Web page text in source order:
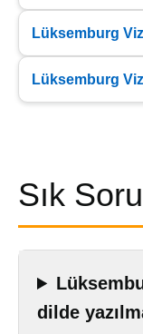
Lüksemburg
Lüksemburg
Sık
dilde